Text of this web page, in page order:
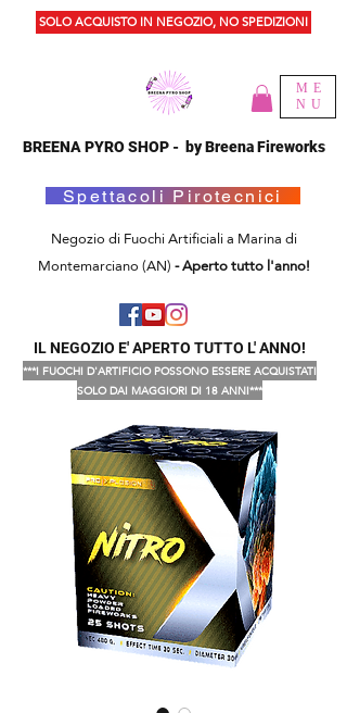
ME
NU
BREENA PYRO SHOP - by Breena Fireworks
Spettacoli Pirotecnici
Negozio di Fuochi Artificiali a Marina di
Montemarciano (AN)- Aperto tutto l'anno!
IL NEGOZIO E' APERTO TUTTO L' ANNO!
SOLO ACQUISTO IN NEGOZIO, NO SPEDIZIONI
***I FUOCHI D'ARTIFICIO POSSONO ESSERE ACQUISTATI
SOLO DAI MAGGIORI DI 18 ANNI***